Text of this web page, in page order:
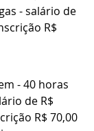
- salário de
R$
- 40 horas
de R$
R$ 70,00